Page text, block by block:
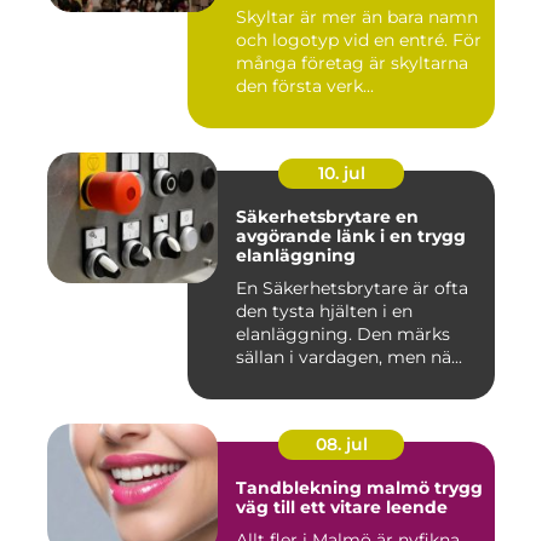
Skyltar är mer än bara namn
och logotyp vid en entré. För
många företag är skyltarna
den första verk...
10. jul
Säkerhetsbrytare en
avgörande länk i en trygg
elanläggning
En Säkerhetsbrytare är ofta
den tysta hjälten i en
elanläggning. Den märks
sällan i vardagen, men nä...
08. jul
Tandblekning malmö trygg
väg till ett vitare leende